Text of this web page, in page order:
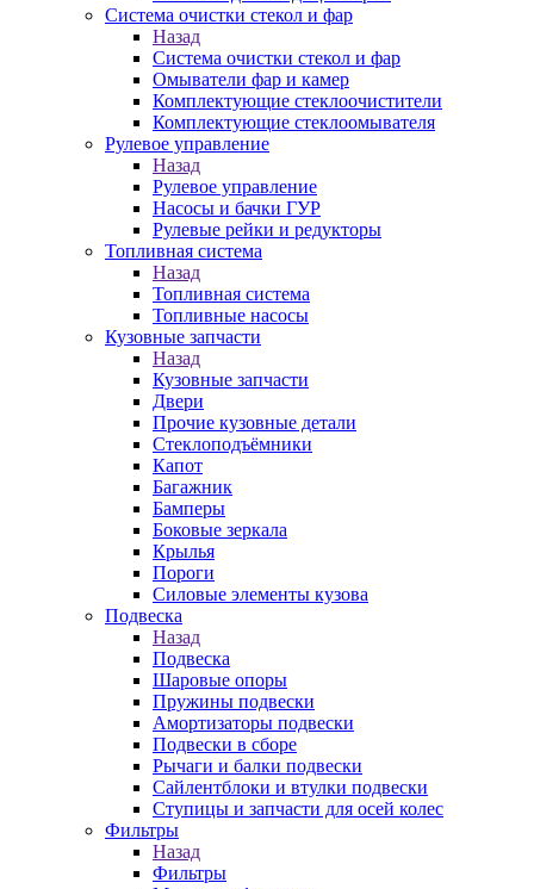
Система очистки стекол и фар
Назад
Система очистки стекол и фар
Омыватели фар и камер
Комплектующие стеклоочистители
Комплектующие стеклоомывателя
Рулевое управление
Назад
Рулевое управление
Насосы и бачки ГУР
Рулевые рейки и редукторы
Топливная система
Назад
Топливная система
Топливные насосы
Кузовные запчасти
Назад
Кузовные запчасти
Двери
Прочие кузовные детали
Стеклоподъёмники
Капот
Багажник
Бамперы
Боковые зеркала
Крылья
Пороги
Силовые элементы кузова
Подвеска
Назад
Подвеска
Шаровые опоры
Пружины подвески
Амортизаторы подвески
Подвески в сборе
Рычаги и балки подвески
Сайлентблоки и втулки подвески
Ступицы и запчасти для осей колес
Фильтры
Назад
Фильтры